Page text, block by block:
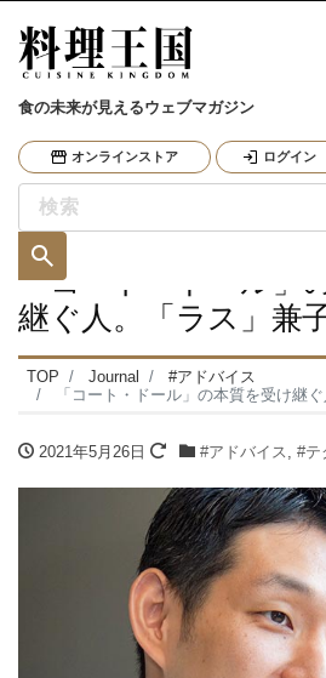
食の未来が見えるウェブマガジン
オンラインストア ログイン
「コート・ドール」
継ぐ人。「ラス」兼
TOP Journal
#アドバイス
「コート・ドール」の本質を受け継
2021年5月26日 #アドバイス, #テ